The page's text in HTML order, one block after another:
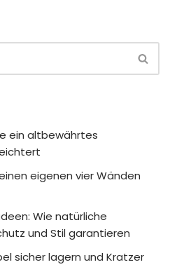
ein altbewährtes
eigenen vier Wänden
Wie natürliche
und Stil garantieren
sicher lagern und Kratzer